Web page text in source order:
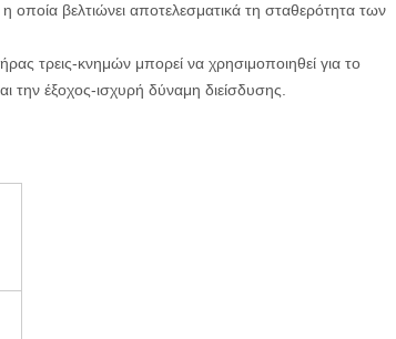
οποία βελτιώνει αποτελεσματικά τη σταθερότητα των
τρεις-κνημών μπορεί να χρησιμοποιηθεί για το
την έξοχος-ισχυρή δύναμη διείσδυσης.